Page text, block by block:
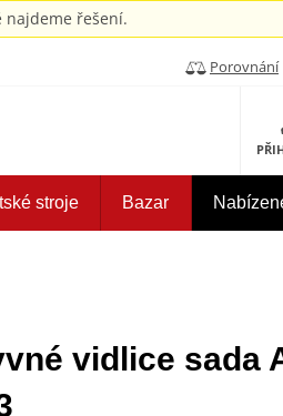
najdeme řešení.
Porovnání
stroje Bazar
vidlice sada